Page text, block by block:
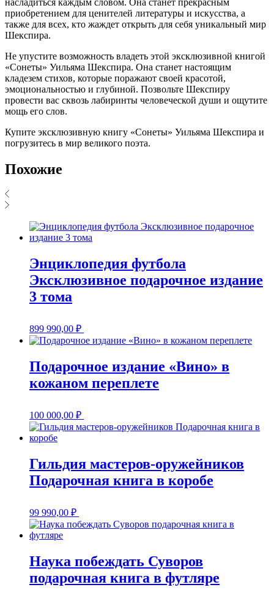
приобретением для ценителей литературы и искусства, а
также для всех, кто жаждет открыть для себя уникальный мир
Шекспира.
Не упустите возможность владеть этой эксклюзивной книгой
«Сонеты» Уильяма Шекспира. Она станет настоящим
кладезем стихов, которые поражают своей красотой,
эмоциональностью и глубиной. Позвольте Шекспиру
провести вас сквозь лабиринты человеческой души и ощутите
мощь его слов.
Купите эксклюзивную книгу «Сонеты» Уильяма Шекспира и
погрузитесь в мир великого поэта.
Похожие
Энциклопедия футбола
Эксклюзивное подарочное издание
3 тома
899 990,00 ₽
Подарочное издание «Вино» в
кожаном переплете
100 000,00 ₽
Гильдия мастеров-оружейников
Подарочная книга в коробе
99 990,00 ₽
Наука побеждать Суворов
подарочная книга в футляре